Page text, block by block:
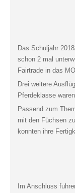
Das Schuljahr
schon 2 mal
Fairtrade in das
Drei weitere
Pferdeklasse
Passend zum
mit den Füchsen
konnten ihre
Im Anschluss